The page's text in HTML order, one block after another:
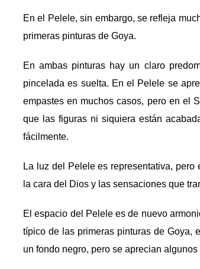
En el Pelele, sin embargo, se refleja
primeras pinturas de Goya.
En ambas pinturas hay un claro
pincelada es suelta. En el Pelele se
empastes en muchos casos, pero en el
que las figuras ni siquiera están
fácilmente.
La luz del Pelele es representativa,
la cara del Dios y las sensaciones que
El espacio del Pelele es de nuevo
típico de las primeras pinturas de Goya,
un fondo negro, pero se aprecian